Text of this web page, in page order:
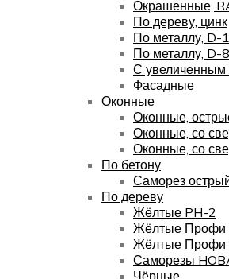
Окрашенные,
По дереву, цинк
По металлу, D-
По металлу, D-
С увеличенным
Фасадные
Оконные
Оконные,
Оконные, со
Оконные, со
По бетону
Саморез
По дереву
Жёлтые PH-2
Жёлтые Профи
Жёлтые Профи
Саморезы
Чёрные